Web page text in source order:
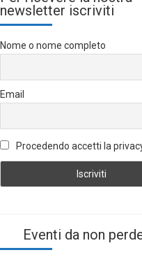
newsletter iscriviti
Nome o nome completo
Email
Procedendo accetti la
Eventi da non